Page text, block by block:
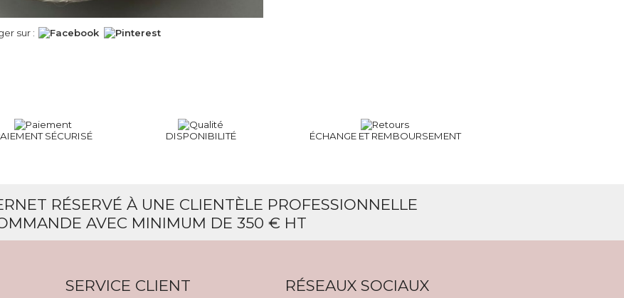
sur :
SÉCURISÉ DISPONIBILITÉ ÉCHANGE ETREMBOURSEMENT
RÉSERVÉ À UNE CLIENTÈLE PROFESSIONNELLE
AVEC MINIMUM DE 350 € HT
SERVICE CLIENT RÉSEAUX SOCIAUX